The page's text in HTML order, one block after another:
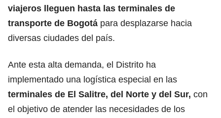
viajeros lleguen hasta las terminales de
transporte de Bogotá para desplazarse hacia
diversas ciudades del país.
Ante esta alta demanda, el Distrito ha
implementado una logística especial en las
terminales de El Salitre, del Norte y del Sur, con
el objetivo de atender las necesidades de los